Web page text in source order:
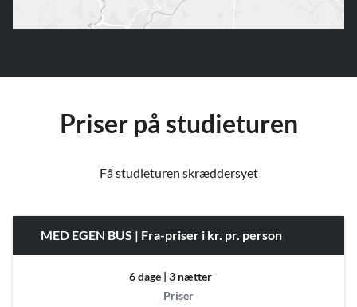
Priser på studieturen
Få studieturen skræddersyet
MED EGEN BUS | Fra-priser i kr. pr. person
6 dage | 3 nætter
Priser